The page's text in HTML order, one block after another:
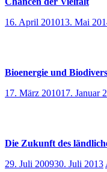
16. April 201013. Mai
Bioenergie und
17. März 201017. Januar
Die Zukunft des
29. Juli 200930. Juli 2013